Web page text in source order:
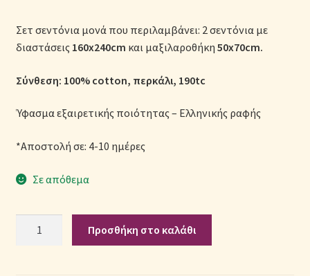
Ολοκλήρωση παραγγελίας
Όροι Χρήσης
Παιδικά Λευκά Είδη
Πικέ Κουβέρτες
Σετ σεντόνια μονά που περιλαμβάνει: 2 σεντόνια με
διαστάσεις 160x240cm και μαξιλαροθήκη 50x70cm.
Σύνθεση: 100% cotton, περκάλι, 190tc
Ύφασμα εξαιρετικής ποιότητας – Ελληνικής ραφής
*Αποστολή σε: 4-10 ημέρες
Σε απόθεμα
Προσθήκη στο καλάθι